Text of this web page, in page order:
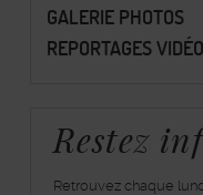
GALERIE PHOTOS
REPORTAGES VIDÉO
Restez
Retrouvez chaque